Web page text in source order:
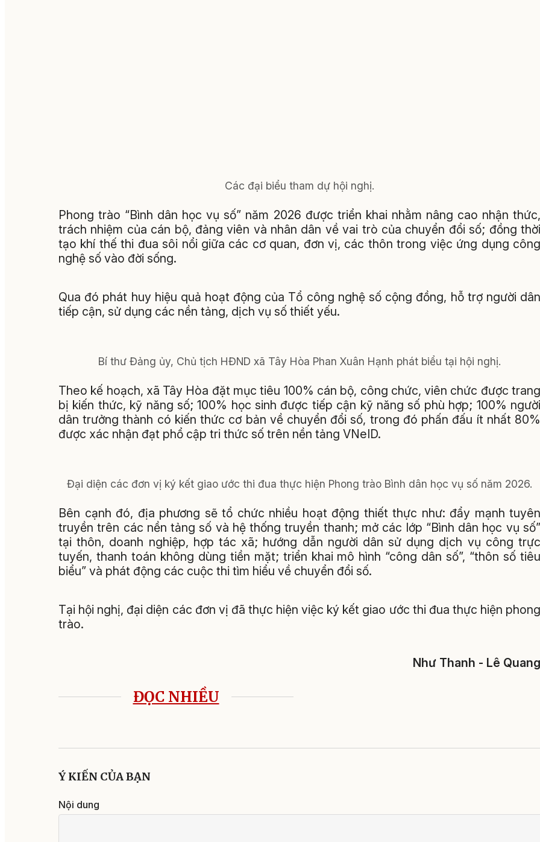
Các đại biểu tham dự hội nghị.
Phong trào “Bình dân học vụ số” năm 2026 được triển khai nhằm nâng cao nhận thức,
trách nhiệm của cán bộ, đảng viên và nhân dân về vai trò của chuyển đổi số; đồng thời
tạo khí thế thi đua sôi nổi giữa các cơ quan, đơn vị, các thôn trong việc ứng dụng công
nghệ số vào đời sống.
Qua đó phát huy hiệu quả hoạt động của Tổ công nghệ số cộng đồng, hỗ trợ người dân
tiếp cận, sử dụng các nền tảng, dịch vụ số thiết yếu.
Bí thư Đảng ủy, Chủ tịch HĐND xã Tây Hòa Phan Xuân Hạnh phát biểu tại hội nghị.
Theo kế hoạch, xã Tây Hòa đặt mục tiêu 100% cán bộ, công chức, viên chức được trang
bị kiến thức, kỹ năng số; 100% học sinh được tiếp cận kỹ năng số phù hợp; 100% người
dân trưởng thành có kiến thức cơ bản về chuyển đổi số, trong đó phấn đấu ít nhất 80%
được xác nhận đạt phổ cập tri thức số trên nền tảng VNeID.
Đại diện các đơn vị ký kết giao ước thi đua thực hiện Phong trào Bình dân học vụ số năm 2026.
Bên cạnh đó, địa phương sẽ tổ chức nhiều hoạt động thiết thực như: đẩy mạnh tuyên
truyền trên các nền tảng số và hệ thống truyền thanh; mở các lớp “Bình dân học vụ số”
tại thôn, doanh nghiệp, hợp tác xã; hướng dẫn người dân sử dụng dịch vụ công trực
tuyến, thanh toán không dùng tiền mặt; triển khai mô hình “công dân số”, “thôn số tiêu
biểu” và phát động các cuộc thi tìm hiểu về chuyển đổi số.
Tại hội nghị, đại diện các đơn vị đã thực hiện việc ký kết giao ước thi đua thực hiện phong
trào.
Như Thanh - Lê Quang
ĐỌC NHIỀU
Ý KIẾN CỦA BẠN
Nội dung